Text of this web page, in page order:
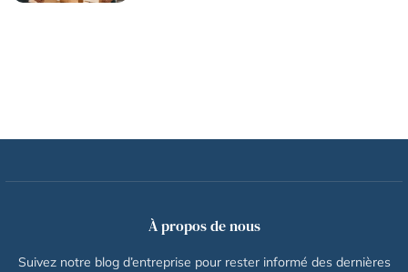
À propos de nous
Suivez notre blog d’entreprise pour rester informé des dernières